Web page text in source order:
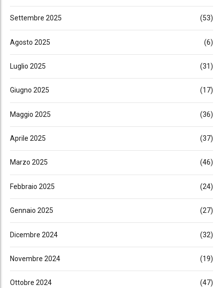
Settembre 2025 (53)
Agosto 2025 (6)
Luglio 2025 (31)
Giugno 2025 (17)
Maggio 2025 (36)
Aprile 2025 (37)
Marzo 2025 (46)
Febbraio 2025 (24)
Gennaio 2025 (27)
Dicembre 2024 (32)
Novembre 2024 (19)
Ottobre 2024 (47)